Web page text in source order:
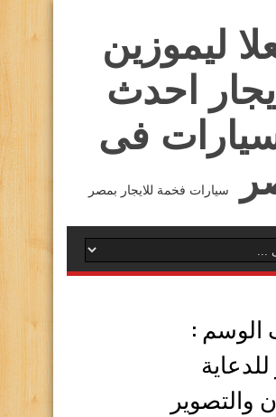
ليموزين
احدث
فى
سيارات فخمة للايجار بمصر
الوسم :
للدعاية
والتصوير